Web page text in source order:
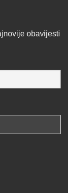
obavijesti